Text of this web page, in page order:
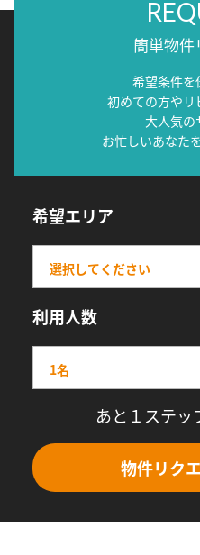
簡単物件
希望条件を
初めての方やリ
大人気の
お忙しいあなた
希望エリア
利用人数
あと１ステッ
物件リク